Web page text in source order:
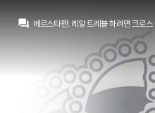
question_answer 베르스타펜: 레알 트레블 하려면 크로스
그런의미로 다음 월드컵 전에
:맨시티가 그거 이상 아니면 안
수비문제면 로드리가 더 낫
La Decimoquinta:레알이나 바르샤나 로드리에게 최대로
근데 옆동네 리그야 항상잘
:스페인 본국에서 월드컵 하는